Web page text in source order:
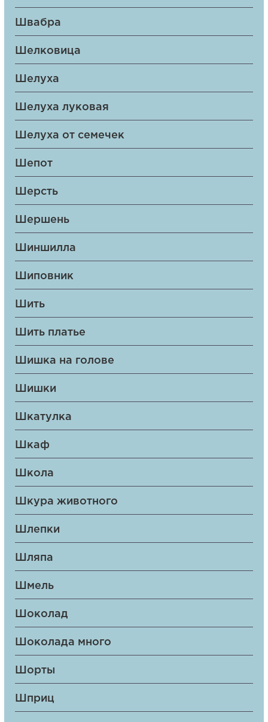
Швабра
Шелковица
Шелуха
Шелуха луковая
Шелуха от семечек
Шепот
Шерсть
Шершень
Шиншилла
Шиповник
Шить
Шить платье
Шишка на голове
Шишки
Шкатулка
Шкаф
Школа
Шкура животного
Шлепки
Шляпа
Шмель
Шоколад
Шоколада много
Шорты
Шприц